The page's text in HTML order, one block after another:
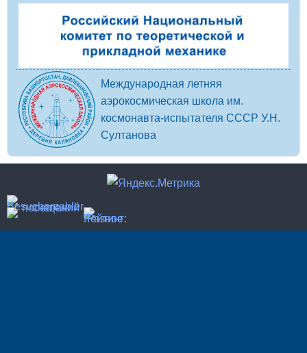
Международная летняя
аэрокосмическая школа им.
космонавта-испытателя СССР У.Н.
Султанова